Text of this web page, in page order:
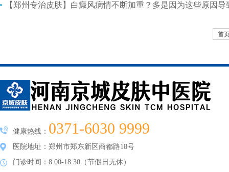
【郑州专治皮肤】白癜风病情不断加重？多是因为这些原因导
首
健康热线： 0371-6030 9999
医院地址：郑州市郑东新区商都路18号
门诊时间：8:00-18:30（节假日无休）